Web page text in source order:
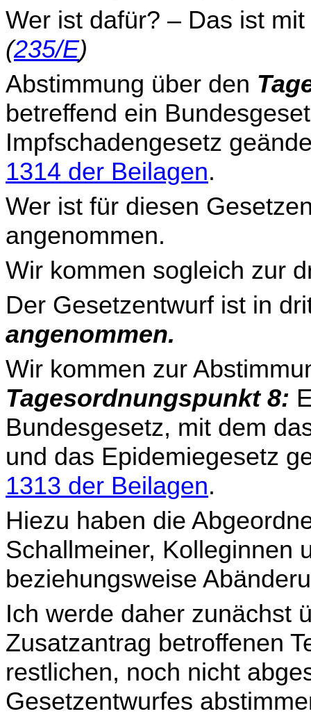
Wer ist dafür? – Das ist mit
(235/E)
Abstimmung über den
betreffend ein
Impfschadengesetz
1314 der Beilagen.
Wer ist für diesen
angenommen.
Wir kommen sogleich zur
Der Gesetzentwurf ist in
angenommen.
Wir kommen zur
Tagesordnungspunkt 8:
Bundesgesetz, mit dem
und das Epidemiegesetz
1313 der Beilagen.
Hiezu haben die
Schallmeiner, Kolleginnen
beziehungsweise
Ich werde daher zunächst
Zusatzantrag betroffenen
restlichen, noch nicht
Gesetzentwurfes